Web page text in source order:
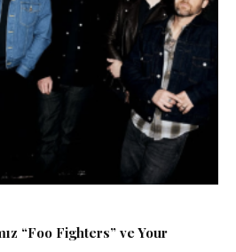
“Foo Fighters” ve Your